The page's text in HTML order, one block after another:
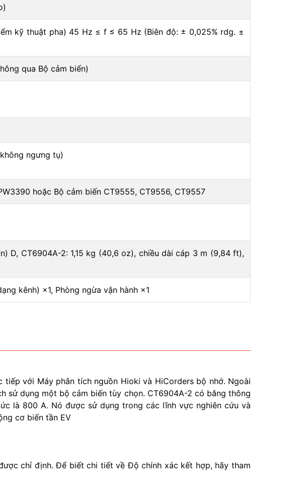
kỹ thuật pha) 45 Hz ≤ f ≤ 65 Hz (Biên độ: ± 0,025% rdg. ±
qua Bộ cảm biến)
ngưng tụ)
hoặc Bộ cảm biến CT9555, CT9556, CT9557
D, CT6904A-2: 1,15 kg (40,6 oz), chiều dài cáp 3 m (9,84 ft),
kênh) ×1, Phòng ngừa vận hành ×1
với Máy phân tích nguồn Hioki và HiCorders bộ nhớ. Ngoài
sử dụng một bộ cảm biến tùy chọn. CT6904A-2 có băng thông
là 800 A. Nó được sử dụng trong các lĩnh vực nghiên cứu và
cơ biến tần EV
chỉ định. Để biết chi tiết về Độ chính xác kết hợp, hãy tham